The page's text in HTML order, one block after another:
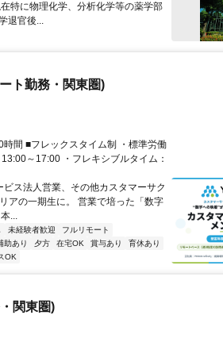
に物理化学、分析化学等の薬学部
退官後...
ト勤務・関東圏)
間 ■フレックスタイム制 ・標準労働
～17:00 ・フレキシブルタイム：
ス法人営業、その他カスタマーサク
の一期生に。 営業で培った「数字
...
未経験者歓迎
フルリモート
助あり 夕方 在宅OK 賞与あり
育休あり
OK
関東圏)